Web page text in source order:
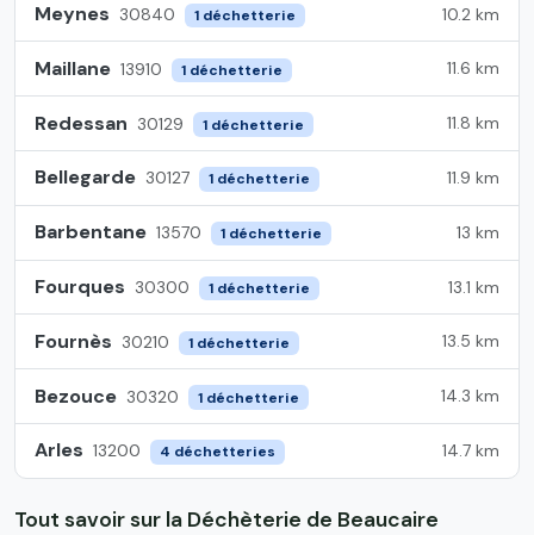
Meynes 30840 1 déchetterie 10.2 km
Maillane 13910 1 déchetterie 11.6 km
Redessan 30129 1 déchetterie 11.8 km
Bellegarde 30127 1 déchetterie 11.9 km
Barbentane 13570 1 déchetterie 13 km
Fourques 30300 1 déchetterie 13.1 km
Fournès 30210 1 déchetterie 13.5 km
Bezouce 30320 1 déchetterie 14.3 km
Arles 13200 4 déchetteries 14.7 km
Tout savoir sur la Déchèterie de Beaucaire